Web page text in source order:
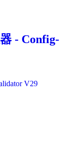
- Config-